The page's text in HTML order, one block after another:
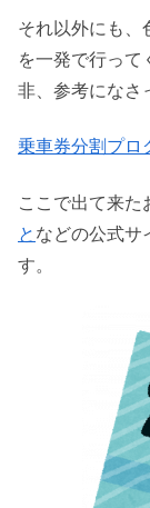
それ以外にも、
を一発で行って
非、参考になさ
乗車券分割プロ
ここで出て来た
と などの公式サ
す。